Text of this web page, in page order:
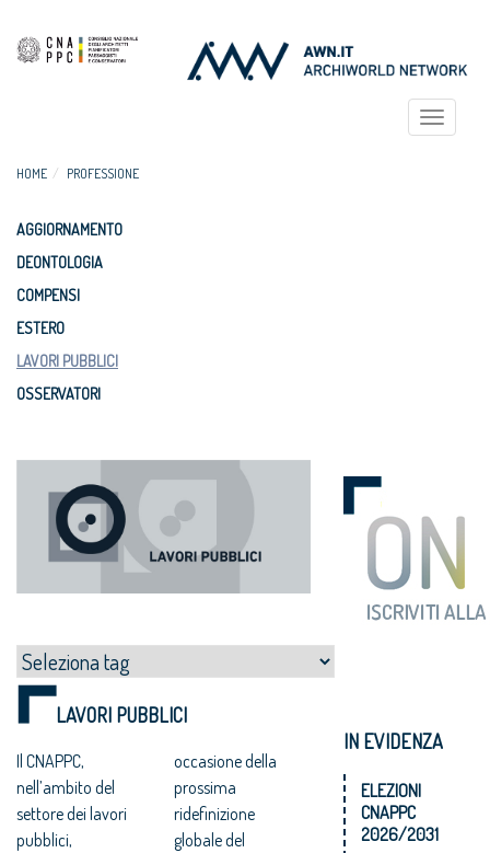
Toggle
HOME PROFESSIONE
AGGIORNAMENTO
DEONTOLOGIA
COMPENSI
ESTERO
LAVORI PUBBLICI
OSSERVATORI
LAVORI PUBBLICI
Il CNAPPC,
nell’ambito del
settore dei lavori
pubblici,
occasione della
prossima
ridefinizione
globale del
IN EVIDENZA
ELEZIONI
CNAPPC
2026/2031